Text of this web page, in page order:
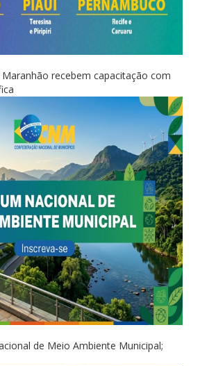
recebem capacitação com
de Meio Ambiente Municipal;